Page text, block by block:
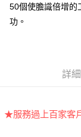
50個使膽識倍增的
功。
詳
★服務過上百家客